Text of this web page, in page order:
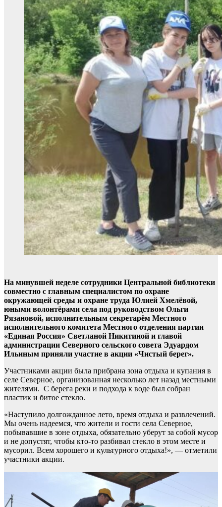
На минувшей неделе сотрудники Центральной библиотеки
совместно с главным специалистом по охране
окружающей среды и охране труда Юлией Хмелёвой,
юными волонтёрами села под руководством Ольги
Рязановой, исполнительным секретарём Местного
исполнительного комитета Местного отделения партии
«Единая Россия» Светланой Никитиной и главой
администрации Северного сельского совета Эдуардом
Ильиным приняли участие в акции «Чистый берег».
Участниками акции была прибрана зона отдыха и купания в
селе Северное, организованная несколько лет назад местными
жителями. С берега реки и подхода к воде был собран
пластик и битое стекло.
«Наступило долгожданное лето, время отдыха и развлечений.
Мы очень надеемся, что жители и гости села Северное,
побывавшие в зоне отдыха, обязательно уберут за собой мусор
и не допустят, чтобы кто-то разбивал стекло в этом месте и
мусорил. Всем хорошего и культурного отдыха!», — отметили
участники акции.